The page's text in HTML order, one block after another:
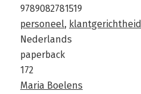
9789082781519
personeel, klantgerichtheid
Nederlands
paperback
172
Maria Boelens